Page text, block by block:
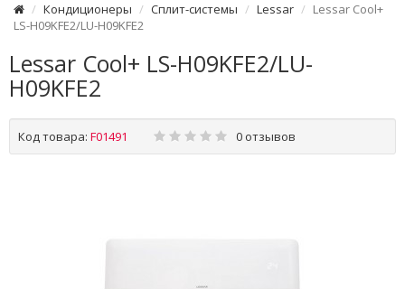
Кондиционеры Сплит-системы Lessar
Lessar Cool+
LS-H09KFE2/LU-H09KFE2
Lessar Cool+ LS-H09KFE2/LU-
H09KFE2
Код товара: F01491 0 отзывов